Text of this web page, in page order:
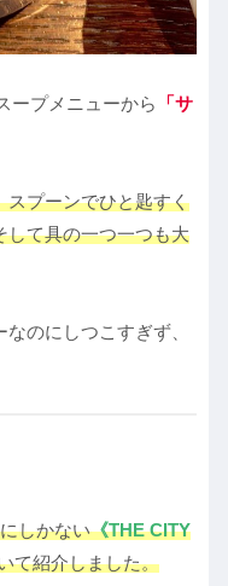
ープメニューから
「サ
スプーンでひと匙すく
して具の一つ一つも大
のにしつこすぎず、
しかない《THE CITY
て紹介しました。